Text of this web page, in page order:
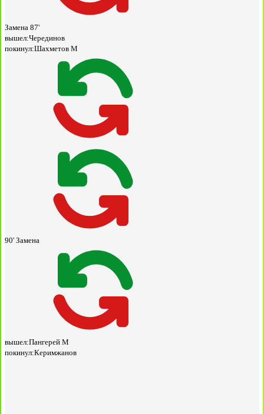
Замена 87'
вышел:Черединов
покинул:Шахметов М
90' Замена
вышел:Пангерей М
покинул:Керимжанов